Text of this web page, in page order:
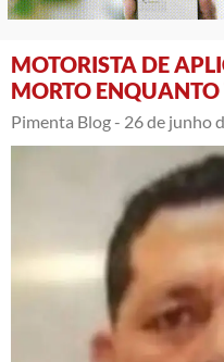
MOTORISTA DE
MORTO
Pimenta Blog - 26 de junho